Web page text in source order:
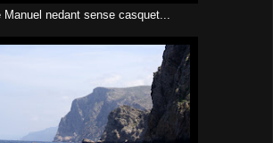
Manuel nedant sense casquet...